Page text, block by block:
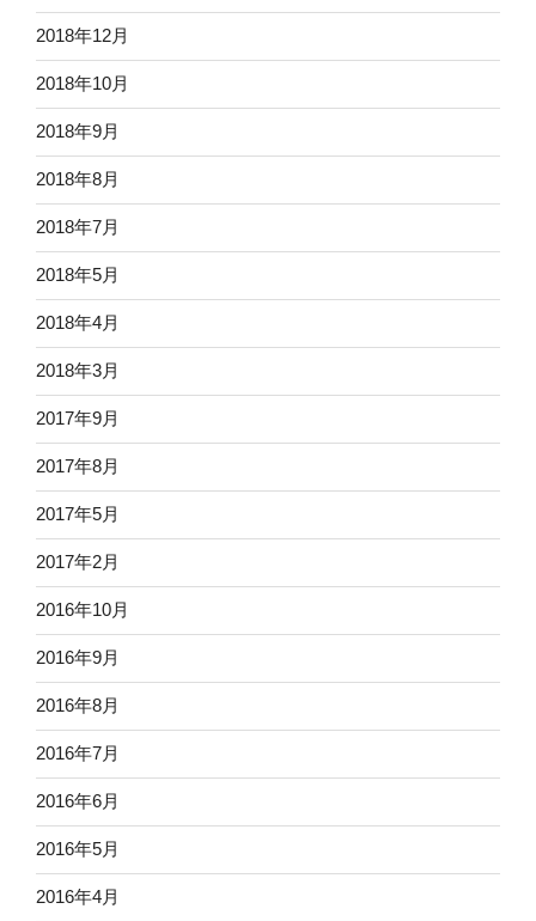
2018年12月
2018年10月
2018年9月
2018年8月
2018年7月
2018年5月
2018年4月
2018年3月
2017年9月
2017年8月
2017年5月
2017年2月
2016年10月
2016年9月
2016年8月
2016年7月
2016年6月
2016年5月
2016年4月